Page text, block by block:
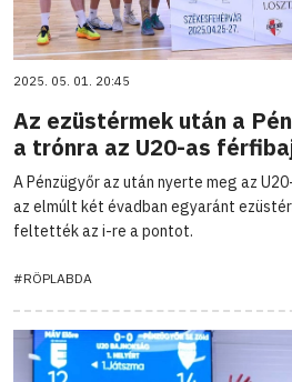
2025. 05. 01. 20:45
Az ezüstérmek után a
a trónra az U20-as
A Pénzügyőr az után nyerte meg az
az elmúlt két évadban egyaránt
feltették az i-re a pontot.
#RÖPLABDA